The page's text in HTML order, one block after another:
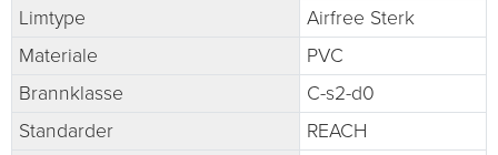
Limtype
Airfree Sterk
Materiale
PVC
Brannklasse
C-s2-d0
Standarder
REACH